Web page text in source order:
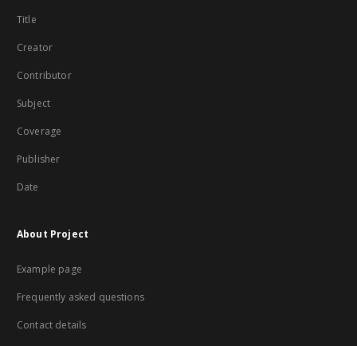
Title
Creator
Contributor
Subject
Coverage
Publisher
Date
About Project
Example page
Frequently asked questions
Contact details